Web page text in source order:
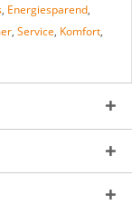
, Energiesparend,
, Service, Komfort,